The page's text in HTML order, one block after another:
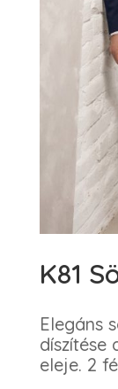
K81
Elegáns
díszítése
eleje. 2